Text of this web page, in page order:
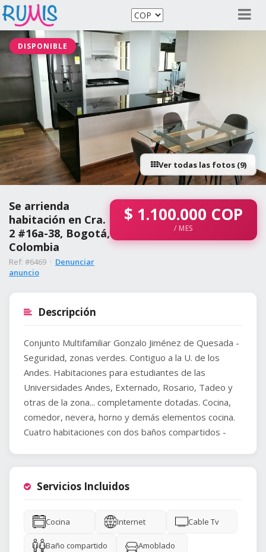
DISPONIBLE
Ver todas las fotos (9)
Se arrienda
habitación en Cra.
2 #16a-38, Bogotá,
Colombia
Ref: #6469 · Denunciar
anuncio
$ 1.100.000 COP
/ MES
Descripción
Conjunto Multifamiliar Gonzalo Jiménez de Quesada -
Seguridad, zonas verdes. Contiguo a la U. de los
Andes. Habitaciones para estudiantes de las
Universidades Andes, Externado, Rosario, Tadeo y
otras de la zona... completamente dotadas. Cocina,
comedor, nevera, horno y demás elementos cocina.
Cuatro habitaciones con dos baños compartidos -
Servicios Incluidos
Cocina Internet Cable Tv
Baño compartido Amoblado